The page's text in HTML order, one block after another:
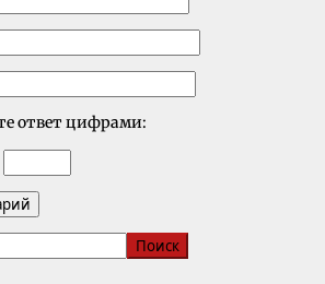
ответ цифрами: